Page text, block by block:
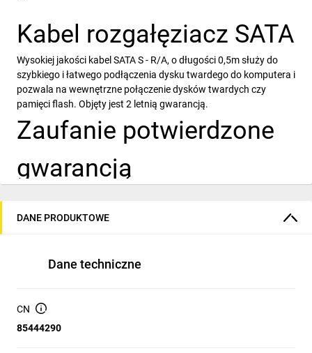
Kabel rozgałęziacz SATA
Wysokiej jakości kabel SATA S - R/A, o długości 0,5m służy do
szybkiego i łatwego podłączenia dysku twardego do komputera i
pozwala na wewnętrzne połączenie dysków twardych czy
pamięci flash. Objęty jest 2 letnią gwarancją.
Zaufanie potwierdzone
gwarancją
przez nas kable SATA objęte są 24 miesięczną gwarancją
DANE PRODUKTOWE
Dane techniczne
CN
85444290